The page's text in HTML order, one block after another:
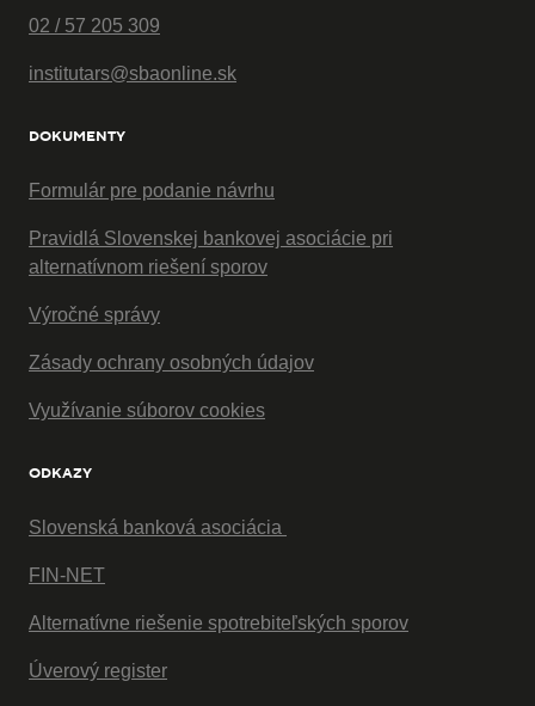
02 / 57 205 309
institutars@sbaonline.sk
DOKUMENTY
Formulár pre podanie návrhu
Pravidlá Slovenskej bankovej asociácie pri
alternatívnom riešení sporov
Výročné správy
Zásady ochrany osobných údajov
Využívanie súborov cookies
ODKAZY
Slovenská banková asociácia
FIN-NET
Alternatívne riešenie spotrebiteľských sporov
Úverový register